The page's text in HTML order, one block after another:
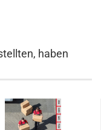
haben